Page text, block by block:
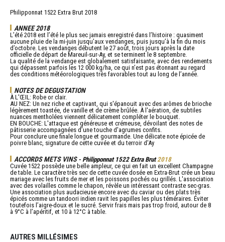
Philipponnat 1522 Extra Brut 2018
ANNEE 2018
L’été 2018 est l’été le plus sec jamais enregistré dans l’histoire : quasiment
aucune pluie de la mi-juin jusqu’aux vendanges, puis jusqu’à la fin du mois
d’octobre. Les vendanges débutent le 27 août, trois jours après la date
officielle de départ de Mareuil-sur-Ay, et se terminent le 8 septembre.
La qualité de la vendange est globalement satisfaisante, avec des rendements
qui dépassent parfois les 12 000 kg/ha, ce qui n’est pas étonnant au regard
des conditions météorologiques très favorables tout au long de l’année.
NOTES DE DEGUSTATION
À L'ŒIL: Robe or clair.
AU NEZ: Un nez riche et captivant, qui s'épanouit avec des arômes de brioche
légèrement toastée, de vanille et de crème brûlée. À l'aération, de subtiles
nuances mentholées viennent délicatement compléter le bouquet.
EN BOUCHE: L'attaque est généreuse et crémeuse, dévoilant des notes de
pâtisserie accompagnées d’une touche d'agrumes confits.
Pour conclure une finale longue et gourmande. Une délicate note épicée de
poivre blanc, signature de cette cuvée et du terroir d'Ay
ACCORDS METS VINS- Philipponnat 1522 Extra Brut2018
Cuvée 1522 possède une belle ampleur, ce qui en fait un excellent Champagne
de table. Le caractère très sec de cette cuvée dosée en Extra-Brut crée un beau
mariage avec les fruits de mer et les poissons pochés ou grillés. L'association
avec des volailles comme le chapon, révèle un intéressant contraste sec-gras.
Une association plus audacieuse encore avec du caviar ou des plats très
épicés comme un tandoori indien ravit les papilles les plus téméraires. Éviter
toutefois l’aigre-doux et le sucré. Servir frais mais pas trop froid, autour de 8
à 9°C à l’apéritif, et 10 à 12°C à table.
AUTRES MILLÉSIMES